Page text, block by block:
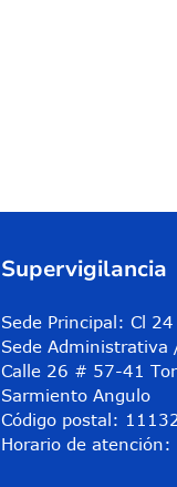
Supervigilancia
Sede Principal: Cl
Sede Administrativa
Calle 26 # 57-41
Sarmiento Angulo
Código postal:
Horario de